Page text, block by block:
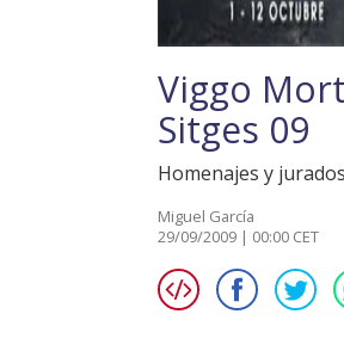
Viggo
Sitges 09
Homenajes y
Miguel García
29/09/2009 | 00:00 CET